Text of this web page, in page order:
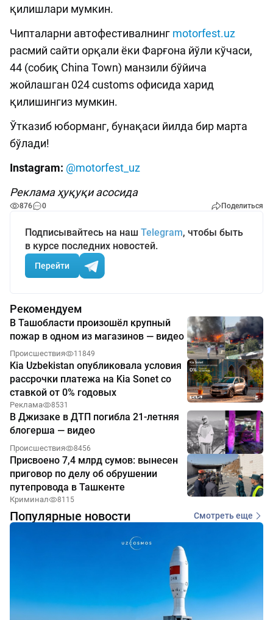
қилишлари мумкин.
Чипталарни автофестивалнинг motorfest.uz
расмий сайти орқали ёки Фарғона йўли кўчаси,
44 (собиқ China Town) манзили бўйича
жойлашган 024 customs офисида харид
қилишингиз мумкин.
Ўтказиб юборманг, бунақаси йилда бир марта
бўлади!
Instagram: @motorfest_uz
Реклама ҳуқуқи асосида
876 0 Поделиться
Подписывайтесь на наш Telegram, чтобы быть
в курсе последних новостей.
Перейти
Рекомендуем
В Ташобласти произошёл крупный
пожар в одном из магазинов — видео
Происшествия 11849
Kia Uzbekistan опубликовала условия
рассрочки платежа на Kia Sonet со
ставкой от 0% годовых
Реклама 8531
В Джизаке в ДТП погибла 21-летняя
блогерша — видео
Происшествия 8456
Присвоено 7,4 млрд сумов: вынесен
приговор по делу об обрушении
путепровода в Ташкенте
Криминал 8115
Популярные новости Смотреть еще